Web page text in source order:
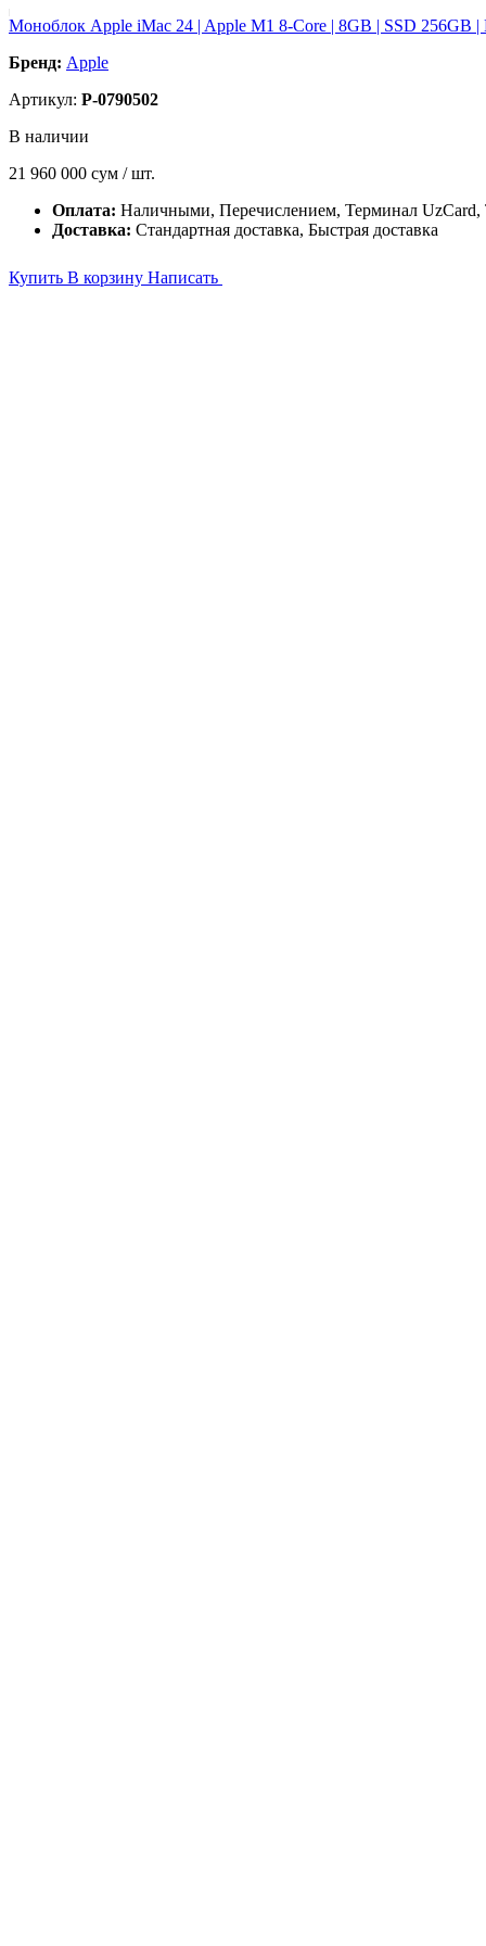
Моноблок Apple iMac 24 | Apple M1 8-Core | 8GB | SSD 256GB |
Бренд: Apple
Артикул: P-0790502
В наличии
21 960 000 сум / шт.
Оплата: Наличными, Перечислением, Терминал
Доставка: Стандартная доставка, Быстрая доставка
Купить В корзину Написать